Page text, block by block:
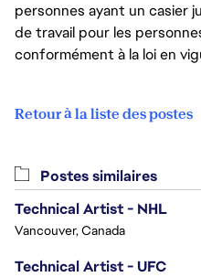
personnes ayant un casier
de travail pour les
conformément à la loi en
Retour à la liste des postes
Postes similaires
Technical Artist - NHL
Vancouver, Canada
Technical Artist - UFC